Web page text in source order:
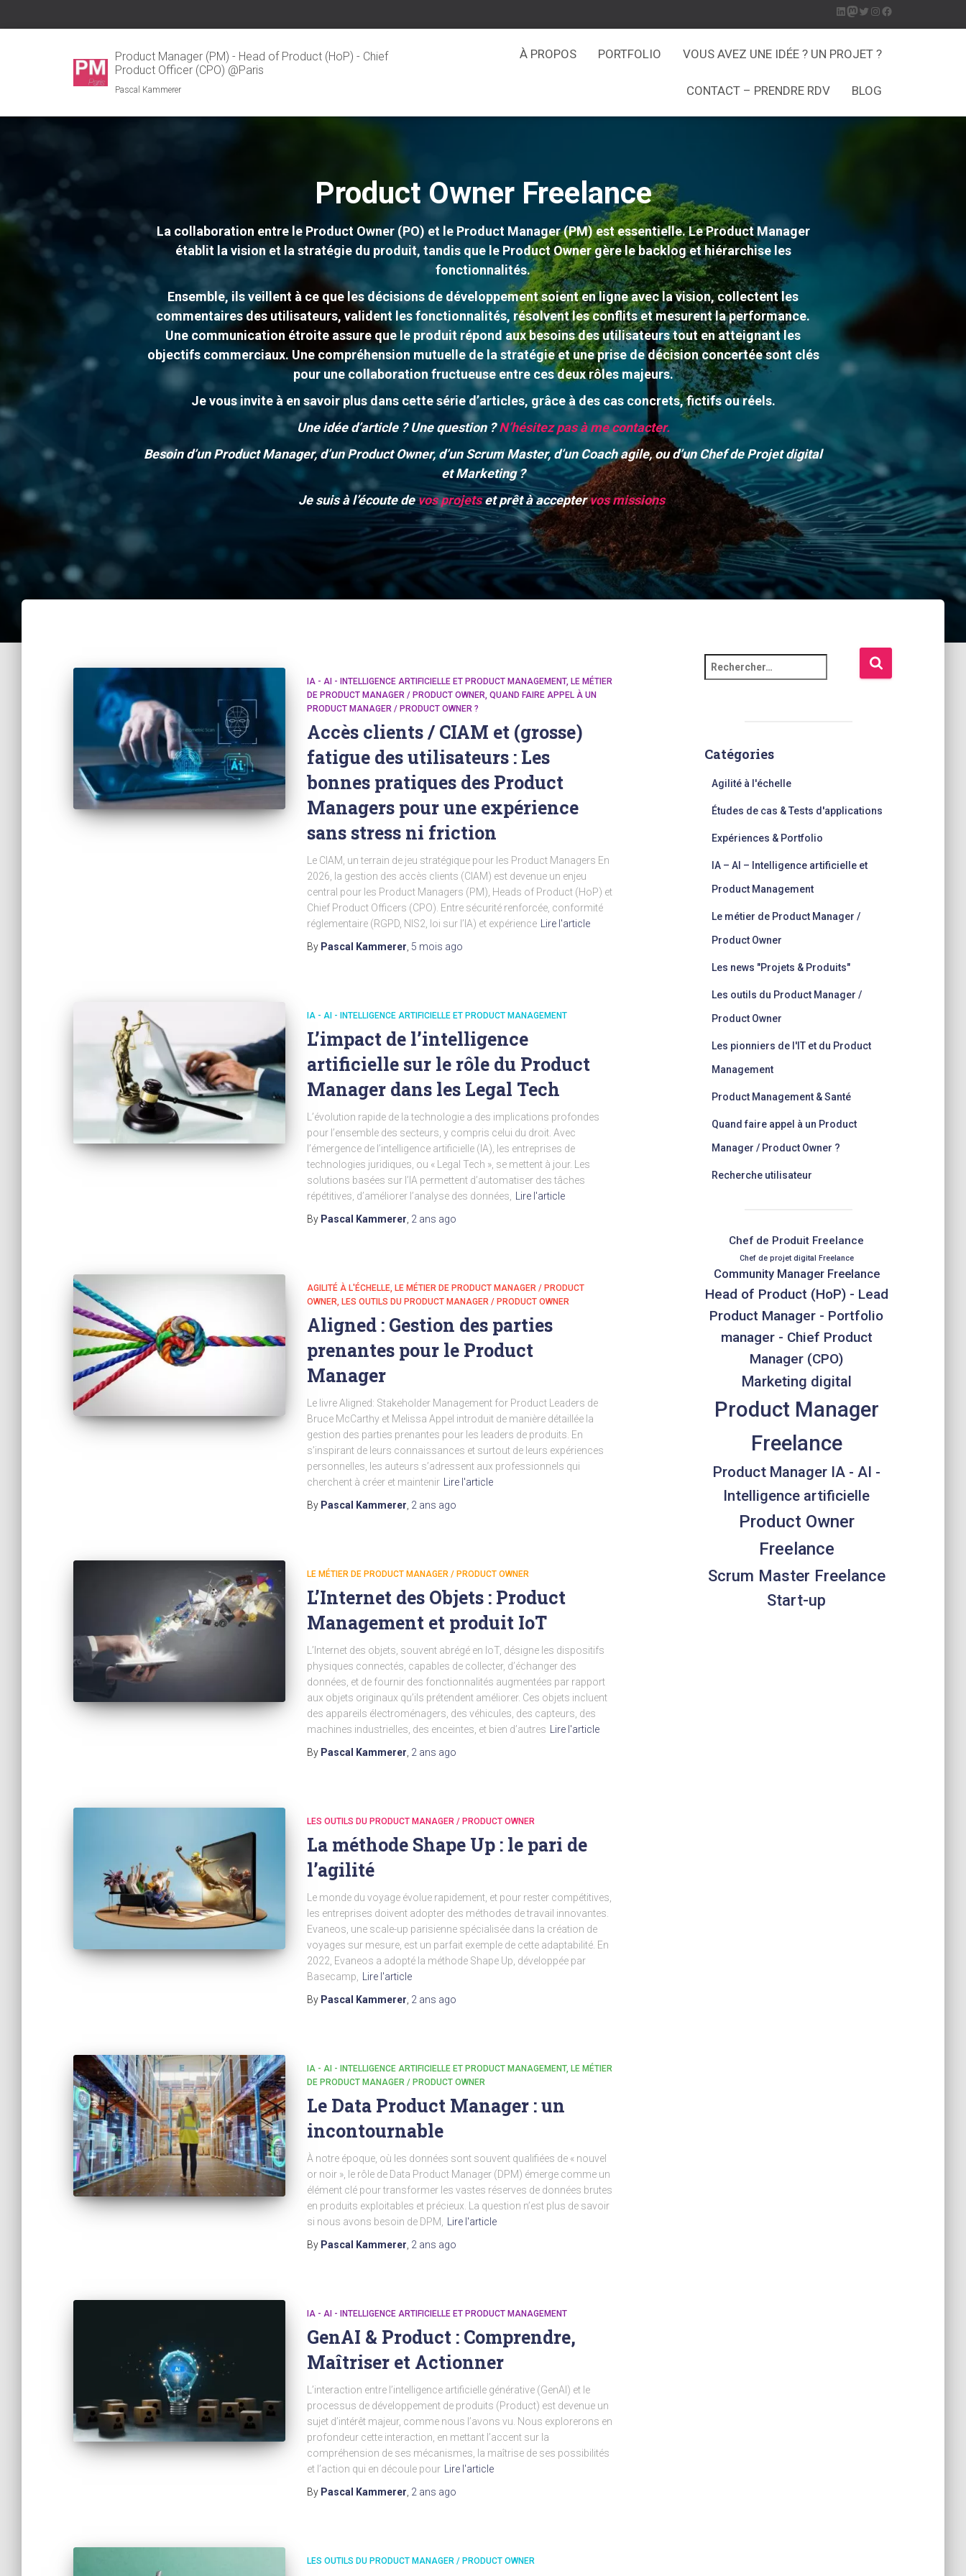
i
a w n a
Product Manager (PM) - Head of Product (HoP) - Chief
Product Officer (CPO) @Paris
Pascal Kammerer
À PROPOS PORTFOLIO VOUS AVEZ UNE IDÉE ? UN PROJET ?
CONTACT – PRENDRE RDV BLOG
Product Owner Freelance
La collaboration entre le Product Owner (PO) et le Product Manager (PM) est essentielle. Le Product Manager
établit la vision et la stratégie du produit, tandis que le Product Owner gère le backlog et hiérarchise les
fonctionnalités.
Ensemble, ils veillent à ce que les décisions de développement soient en ligne avec la vision, collectent les
commentaires des utilisateurs, valident les fonctionnalités, résolvent les conflits et mesurent la performance.
Une communication étroite assure que le produit répond aux besoins des utilisateurs tout en atteignant les
objectifs commerciaux. Une compréhension mutuelle de la stratégie et une prise de décision concertée sont clés
pour une collaboration fructueuse entre ces deux rôles majeurs.
Je vous invite à en savoir plus dans cette série d’articles, grâce à des cas concrets, fictifs ou réels.
Une idée d’article ? Une question ? N’hésitez pas à me contacter.
Besoin d’un Product Manager, d’un Product Owner, d’un Scrum Master, d’un Coach agile, ou d’un Chef de Projet digital
et Marketing ?
Je suis à l’écoute devos projetset prêt à acceptervos missions
IA - AI - INTELLIGENCE ARTIFICIELLE ET PRODUCT MANAGEMENT LE MÉTIER
DE PRODUCT MANAGER / PRODUCT OWNER QUAND FAIRE APPEL À UN
PRODUCT MANAGER / PRODUCT OWNER ?
Accès clients / CIAM et (grosse)
fatigue des utilisateurs : Les
bonnes pratiques des Product
Managers pour une expérience
sans stress ni friction
Le CIAM, un terrain de jeu stratégique pour les Product Managers En
2026, la gestion des accès clients (CIAM) est devenue un enjeu
central pour les Product Managers (PM), Heads of Product (HoP) et
Chief Product Officers (CPO). Entre sécurité renforcée, conformité
réglementaire (RGPD, NIS2, loi sur l’IA) et expérience
Lire l'article
By Pascal Kammerer 5 mois ago
IA - AI - INTELLIGENCE ARTIFICIELLE ET PRODUCT MANAGEMENT
L’impact de l’intelligence
artificielle sur le rôle du Product
Manager dans les Legal Tech
L’évolution rapide de la technologie a des implications profondes
pour l’ensemble des secteurs, y compris celui du droit. Avec
l’émergence de l’intelligence artificielle (IA), les entreprises de
technologies juridiques, ou « Legal Tech », se mettent à jour. Les
solutions basées sur l’IA permettent d’automatiser des tâches
répétitives, d’améliorer l’analyse des données,
Lire l'article
By Pascal Kammerer 2 ans ago
AGILITÉ À L'ÉCHELLE LE MÉTIER DE PRODUCT MANAGER / PRODUCT
OWNER LES OUTILS DU PRODUCT MANAGER / PRODUCT OWNER
Aligned : Gestion des parties
prenantes pour le Product
Manager
Le livre Aligned: Stakeholder Management for Product Leaders de
Bruce McCarthy et Melissa Appel introduit de manière détaillée la
gestion des parties prenantes pour les leaders de produits. En
s’inspirant de leurs connaissances et surtout de leurs expériences
personnelles, les auteurs s’adressent aux professionnels qui
cherchent à créer et maintenir
Lire l'article
By Pascal Kammerer 2 ans ago
LE MÉTIER DE PRODUCT MANAGER / PRODUCT OWNER
L’Internet des Objets : Product
Management et produit IoT
L’Internet des objets, souvent abrégé en IoT, désigne les dispositifs
physiques connectés, capables de collecter, d’échanger des
données, et de fournir des fonctionnalités augmentées par rapport
aux objets originaux qu’ils prétendent améliorer. Ces objets incluent
des appareils électroménagers, des véhicules, des capteurs, des
machines industrielles, des enceintes, et bien d’autres
Lire l'article
By Pascal Kammerer 2 ans ago
LES OUTILS DU PRODUCT MANAGER / PRODUCT OWNER
La méthode Shape Up : le pari de
l’agilité
Le monde du voyage évolue rapidement, et pour rester compétitives,
les entreprises doivent adopter des méthodes de travail innovantes.
Evaneos, une scale-up parisienne spécialisée dans la création de
voyages sur mesure, est un parfait exemple de cette adaptabilité. En
2022, Evaneos a adopté la méthode Shape Up, développée par
Basecamp,
Lire l'article
By Pascal Kammerer 2 ans ago
IA - AI - INTELLIGENCE ARTIFICIELLE ET PRODUCT MANAGEMENT LE MÉTIER
DE PRODUCT MANAGER / PRODUCT OWNER
Le Data Product Manager : un
incontournable
À notre époque, où les données sont souvent qualifiées de « nouvel
or noir », le rôle de Data Product Manager (DPM) émerge comme un
élément clé pour transformer les vastes réserves de données brutes
en produits exploitables et précieux. La question n’est plus de savoir
si nous avons besoin de DPM,
Lire l'article
By Pascal Kammerer 2 ans ago
IA - AI - INTELLIGENCE ARTIFICIELLE ET PRODUCT MANAGEMENT
GenAI & Product : Comprendre,
Maîtriser et Actionner
L’interaction entre l’intelligence artificielle générative (GenAI) et le
processus de développement de produits (Product) est devenue un
sujet d’intérêt majeur, comme nous l’avons vu. Nous explorerons en
profondeur cette interaction, en mettant l’accent sur la
compréhension de ses mécanismes, la maîtrise de ses possibilités
et l’action qui en découle pour
Lire l'article
By Pascal Kammerer 2 ans ago
LES OUTILS DU PRODUCT MANAGER / PRODUCT OWNER
e
c
Catégories
Agilité à l'échelle
Études de cas & Tests d'applications
Expériences & Portfolio
IA – AI – Intelligence artificielle et
Product Management
Le métier de Product Manager /
Product Owner
Les news "Projets & Produits"
Les outils du Product Manager /
Product Owner
Les pionniers de l'IT et du Product
Management
Product Management & Santé
Quand faire appel à un Product
Manager / Product Owner ?
Recherche utilisateur
Chef de Produit Freelance
Chef de projet digital Freelance
Community Manager Freelance
Head of Product (HoP) - Lead
Product Manager - Portfolio
manager - Chief Product
Manager (CPO)
Marketing digital
Product Manager
Freelance
Product Manager IA - AI -
Intelligence artificielle
Product Owner
Freelance
Scrum Master Freelance
Start-up